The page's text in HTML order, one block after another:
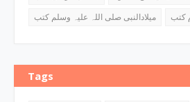
میلادالنبی صلی اللہ علیہ وسلم کتب
کتب
Tags